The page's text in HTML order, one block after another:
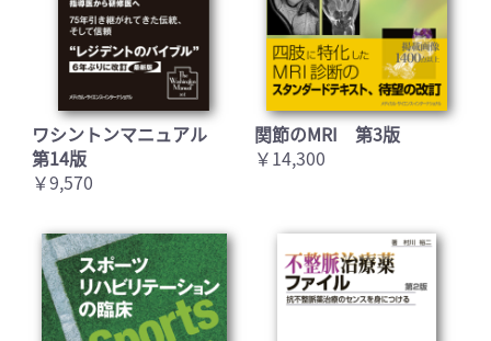
ワシントンマニュアル
第14版
￥9,570
関節のMRI 第3版
￥14,300